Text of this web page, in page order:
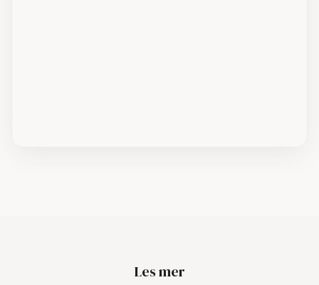
Les mer